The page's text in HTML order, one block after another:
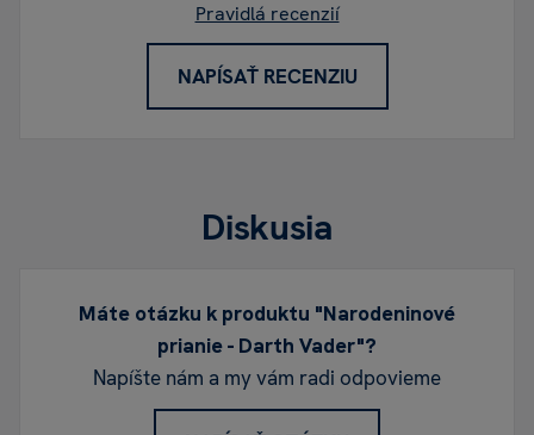
Pravidlá recenzií
NAPÍSAŤ RECENZIU
Diskusia
Máte otázku k produktu "Narodeninové
prianie - Darth Vader"?
Napíšte nám a my vám radi odpovieme